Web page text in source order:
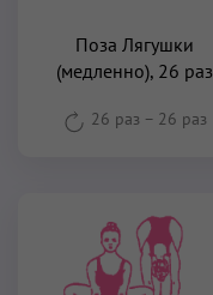
Поза Лягушки
(медленно), 26 раз
26 раз – 26 раз